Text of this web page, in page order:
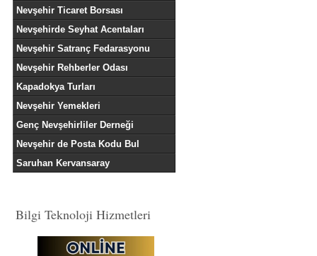
Nevşehir Ticaret Borsası
Nevşehirde Seyhat Acentaları
Nevşehir Satranç Fedarasyonu
Nevşehir Rehberler Odası
Kapadokya Turları
Nevşehir Yemekleri
Genç Nevşehirliler Derneği
Nevşehir de Posta Kodu Bul
Saruhan Kervansaray
Bilgi Teknoloji Hizmetleri